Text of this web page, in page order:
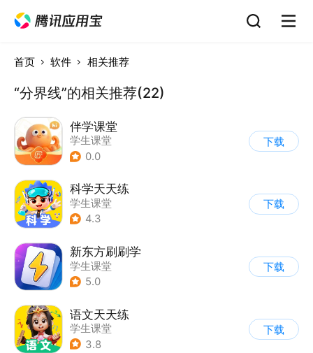
首页 软件 相关推荐
“分界线”的相关推荐(22)
伴学课堂
学生课堂
0.0
下载
科学天天练
学生课堂
4.3
下载
新东方刷刷学
学生课堂
5.0
下载
语文天天练
学生课堂
3.8
下载